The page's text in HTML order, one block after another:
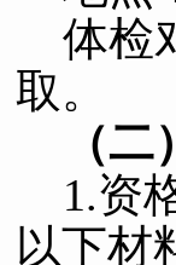
体检
取。
（
1.资
以下材